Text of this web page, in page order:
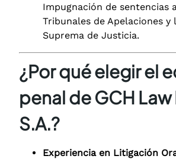
Impugnación de sentencias
Tribunales de Apelaciones y
Suprema de Justicia.
¿Por qué elegir el
penal de GCH Law
S.A.?
Experiencia en Litigación